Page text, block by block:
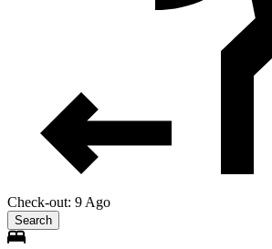
Check-out: 9 Ago
Search